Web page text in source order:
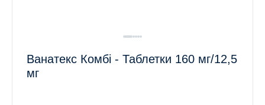
Ванатекс Комбі - Таблетки 160 мг/12,5
мг